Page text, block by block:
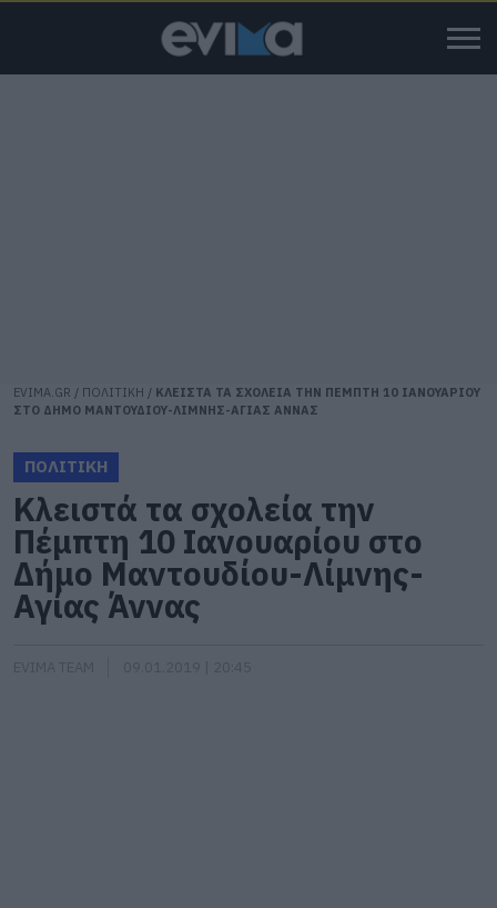
EVIMA.GR / ΠΟΛΙΤΙΚΗ / ΚΛΕΙΣΤΑ ΤΑ ΣΧΟΛΕΙΑ ΤΗΝ ΠΕΜΠΤΗ 10 ΙΑΝΟΥΑΡΙΟΥ
ΣΤΟ ΔΗΜΟ ΜΑΝΤΟΥΔΙΟΥ-ΛΙΜΝΗΣ-ΑΓΙΑΣ ΑΝΝΑΣ
ΠΟΛΙΤΙΚΗ
Κλειστά τα σχολεία την
Πέμπτη 10 Ιανουαρίου στο
Δήμο Μαντουδίου-Λίμνης-
Αγίας Άννας